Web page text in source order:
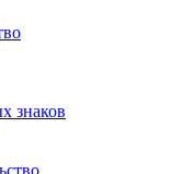
знаков